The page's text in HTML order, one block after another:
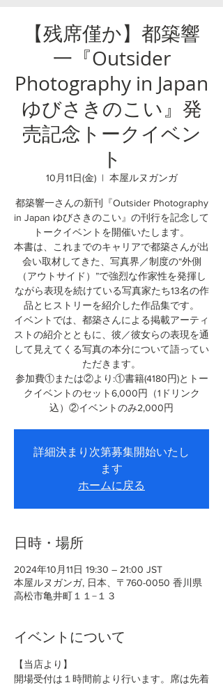
【残席僅か】都築響
一『Outsider
Photography in Japan
ゆびさきのこい』発
売記念トークイベン
ト
10月11日(金)
  |
本屋ルヌガンガ
都築響一さんの新刊『Outsider Photography
in Japan ゆびさきのこい』の刊行を記念して
トークイベントを開催いたします。
本書は、これまでのキャリアで都築さんが出
会い取材してきた、写真界／制度の“外側
（アウトサイド）”で強烈な作家性を発揮し
ながら表現を続けている写真家たち13名の作
品とヒストリーを紹介した作品集です。
イベントでは、都築さんによる掲載アーティ
ストの紹介とともに、彼／彼女らの表現を通
して見えてくる写真の本分について語ってい
ただきます。
参加費①または②より:①書籍(4180円)とトー
クイベントのセット6,000円（1ドリンク
込）②イベントのみ2,000円
詳細決まり次第募集開始いたし
ます
ホームに戻る
日時・場所
2024年10月11日 19:30 – 21:00 JST
本屋ルヌガンガ, 日本、〒760-0050 香川県
高松市亀井町１１−１３
イベントについて
【当店より】
開場受付は１時間前より行います。席は先着